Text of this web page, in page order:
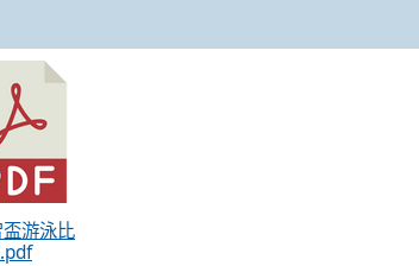
智盃全國分齡短水道游
游泳比